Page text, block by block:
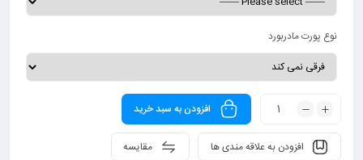
نوع پورت مادربورد
افزودن به سبد خرید
مقایسه افزودن به علاقه مندی ها